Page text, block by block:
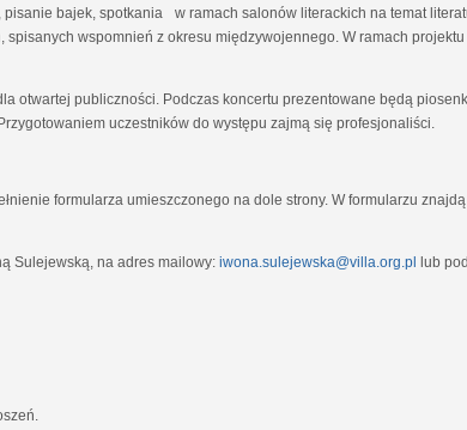
bajek, spotkania w ramach salonów literackich na temat
wspomnień z okresu międzywojennego. W ramach
otwartej publiczności. Podczas koncertu prezentowane będą
uczestników do występu zajmą się profesjonaliści.
formularza umieszczonego na dole strony. W formularzu
Sulejewską, na adres mailowy: iwona.sulejewska@villa.org.pl lub